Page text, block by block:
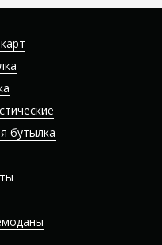
бутылка